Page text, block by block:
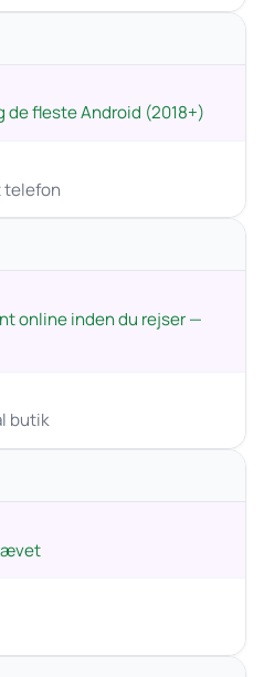
de fleste Android (2018+)
telefon
online inden du rejser —
butik